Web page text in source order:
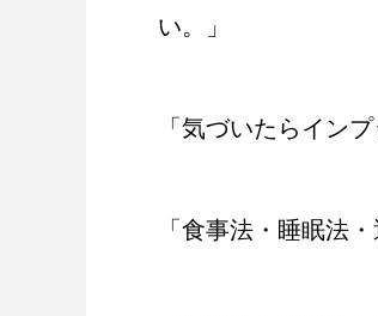
い。」
「気づいたらイン
「食事法・睡眠法